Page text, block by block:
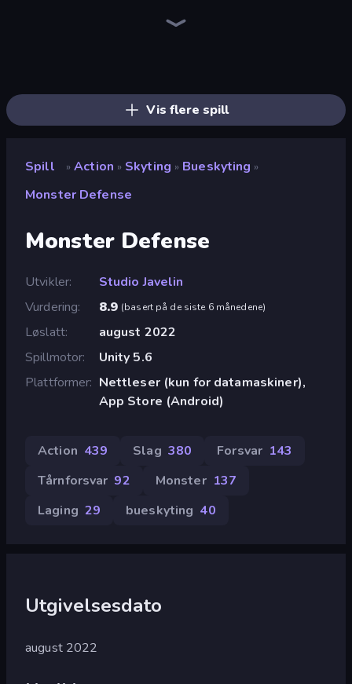
Vis flere spill
Spill » Action » Skyting » Bueskyting »
Monster Defense
Monster Defense
Utvikler
Studio Javelin
Vurdering
8.9 (basert på de siste 6 månedene)
Løslatt
august 2022
Spillmotor
Unity 5.6
Plattformer Nettleser (kun for datamaskiner),
App Store (Android)
Action 439 Slag 380 Forsvar 143
Tårnforsvar 92 Monster 137
Laging 29 bueskyting 40
Utgivelsesdato
august 2022